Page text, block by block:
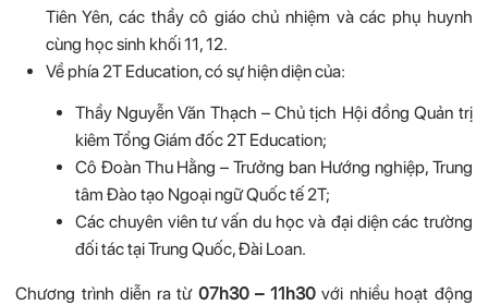
Tiên Yên, các thầy cô giáo chủ nhiệm và các phụ huynh
cùng học sinh khối 11, 12.
Về phía 2T Education, có sự hiện diện của:
Thầy Nguyễn Văn Thạch – Chủ tịch Hội đồng Quản trị
kiêm Tổng Giám đốc 2T Education;
Cô Đoàn Thu Hằng – Trưởng ban Hướng nghiệp, Trung
tâm Đào tạo Ngoại ngữ Quốc tế 2T;
Các chuyên viên tư vấn du học và đại diện các trường
đối tác tại Trung Quốc, Đài Loan.
Chương trình diễn ra từ 07h30 – 11h30với nhiều hoạt động